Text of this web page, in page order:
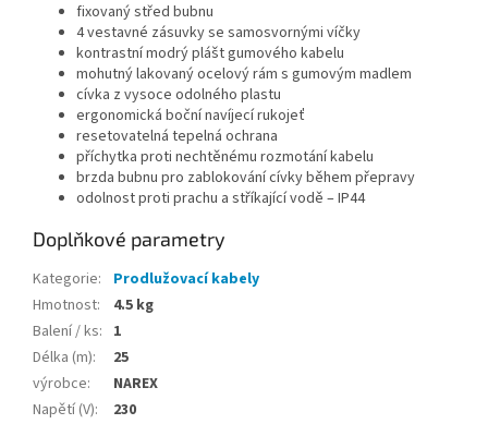
fixovaný střed bubnu
4 vestavné zásuvky se samosvornými víčky
kontrastní modrý plášt gumového kabelu
mohutný lakovaný ocelový rám s gumovým madlem
cívka z vysoce odolného plastu
ergonomická boční navíjecí rukojeť
resetovatelná tepelná ochrana
příchytka proti nechtěnému rozmotání kabelu
brzda bubnu pro zablokování cívky během přepravy
odolnost proti prachu a stříkající vodě – IP44
Doplňkové parametry
Kategorie:
Prodlužovací kabely
Hmotnost:
4.5 kg
Balení / ks: 1
Délka (m):
25
výrobce:
NAREX
Napětí (V):
230